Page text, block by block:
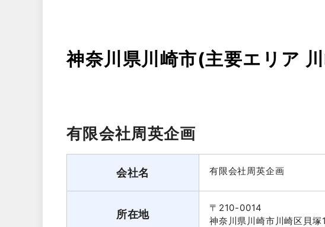
神奈川県川崎市(主要エリア
有限会社周英企画
会社名 有限会社周英企画
所在地
〒210-0014
神奈川県川崎市川崎区貝